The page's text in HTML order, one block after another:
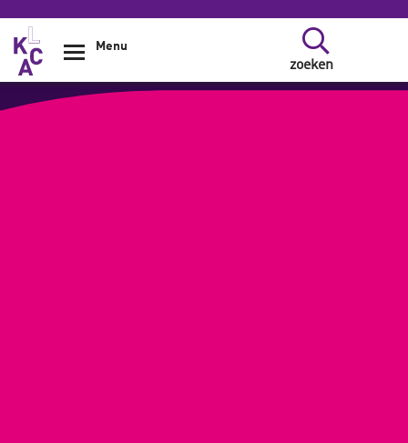
Overslaan en naar de inhoud gaan
zoeken
Menu